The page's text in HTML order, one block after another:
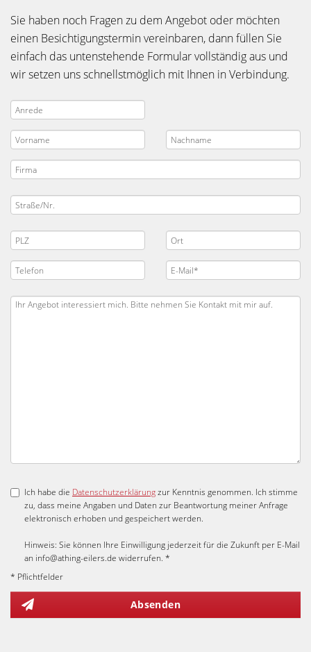
Sie haben noch Fragen zu dem Angebot oder möchten
einen Besichtigungstermin vereinbaren, dann füllen Sie
einfach das untenstehende Formular vollständig aus und
wir setzen uns schnellstmöglich mit Ihnen in Verbindung.
Ich habe die Datenschutzerklärungzur Kenntnis genommen. Ich stimme
zu, dass meine Angaben und Daten zur Beantwortung meiner Anfrage
elektronisch erhoben und gespeichert werden.
Hinweis: Sie können Ihre Einwilligung jederzeit für die Zukunft per E-Mail
an info@athing-eilers.de widerrufen. *
* Pflichtfelder
Absenden